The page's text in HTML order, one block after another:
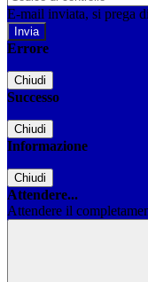
E-mail inviata, si prega
Errore
Chiudi
Successo
Chiudi
Informazione
Chiudi
Attendere...
Attendere il